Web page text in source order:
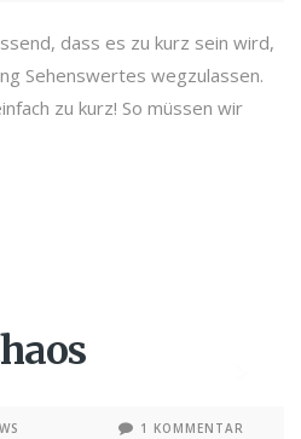
dass es zu kurz sein wird,
Sehenswertes wegzulassen.
zu kurz! So müssen wir
1 KOMMENTAR